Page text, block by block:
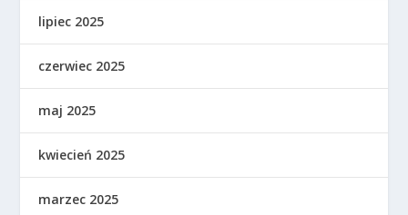
lipiec 2025
czerwiec 2025
maj 2025
kwiecień 2025
marzec 2025